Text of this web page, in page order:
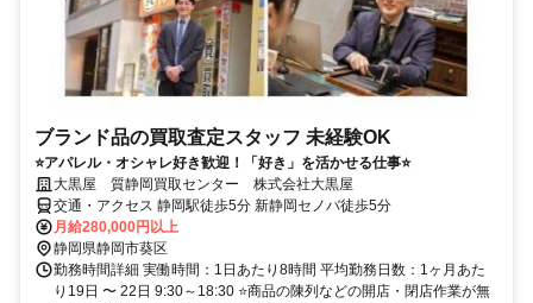
ブランド品の買取査定スタッフ 未経験OK
⭐アパレル・オシャレ好き歓迎！「好き」を活かせる仕事⭐
大黒屋 質静岡買取センター 株式会社大黒屋
交通・アクセス 静岡駅徒歩5分 新静岡セノバ徒歩5分
月給280,000円以上
静岡県静岡市葵区
勤務時間詳細 実働時間：1日あたり8時間 平均勤務日数：1ヶ月あた
り19日 〜 22日 9:30～18:30 ⭐商品の陳列などの開店・閉店作業が無